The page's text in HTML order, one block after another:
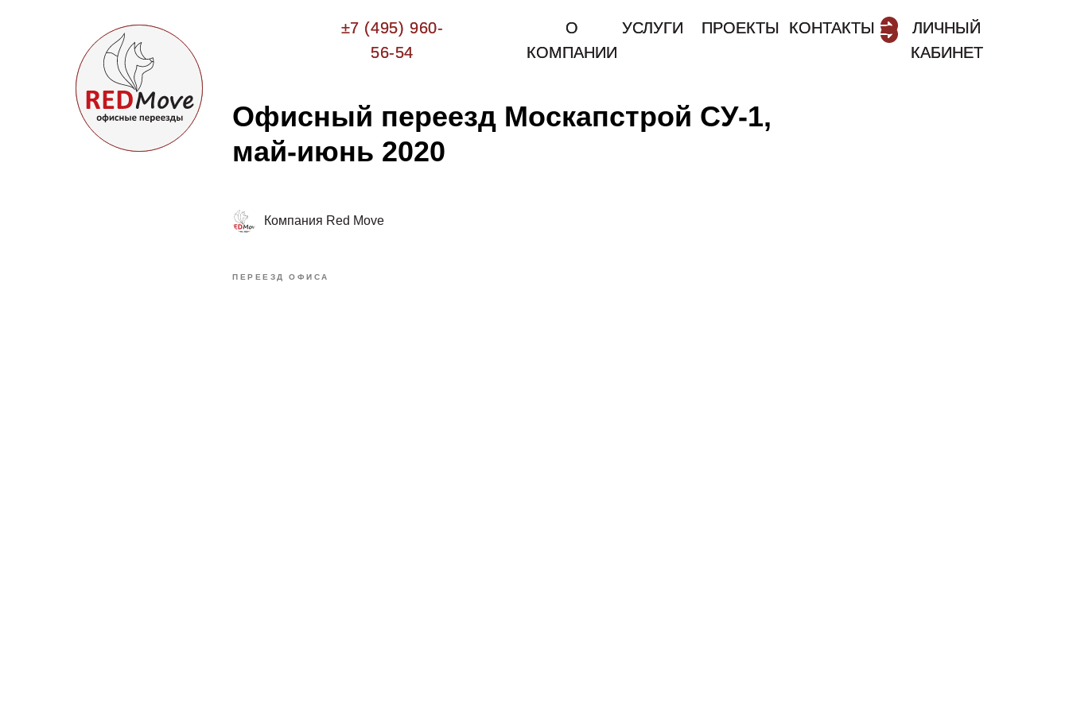
О
КОМПАНИИ
УСЛУГИ ПРОЕКТЫ КОНТАКТЫ
ЛИЧНЫЙ
КАБИНЕТ
±7 (495) 960-
56-54
Офисный переезд Москапстрой СУ-1,
май-июнь 2020
Компания Red Move
ПЕРЕЕЗД ОФИСА
О
КОМПАНИИ
УСЛУГИ ПРОЕКТЫ КОНТАКТЫ
ЛИЧНЫЙ
КАБИНЕТ
±7 (495) 960-
56-54